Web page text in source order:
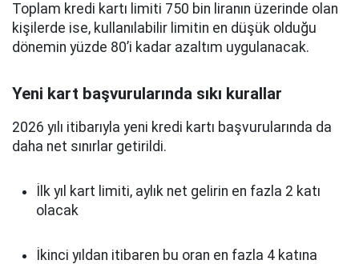
Toplam kredi kartı limiti 750 bin liranın üzerinde olan
kişilerde ise, kullanılabilir limitin en düşük olduğu
dönemin yüzde 80’i kadar azaltım uygulanacak.
Yeni kart başvurularında sıkı kurallar
2026 yılı itibarıyla yeni kredi kartı başvurularında da
daha net sınırlar getirildi.
İlk yıl kart limiti, aylık net gelirin en fazla 2 katı
olacak
İkinci yıldan itibaren bu oran en fazla 4 katına